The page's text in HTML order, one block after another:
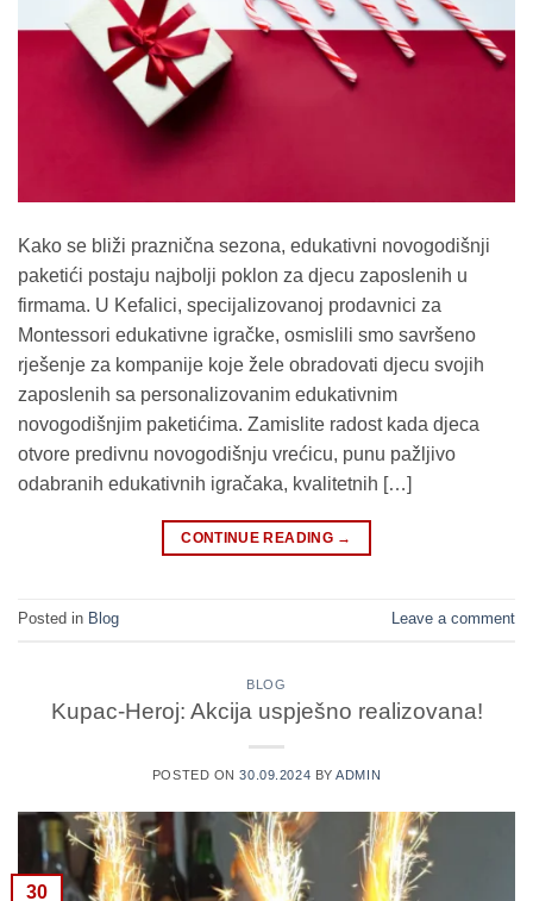
Kako se bliži praznična sezona, edukativni novogodišnji
paketići postaju najbolji poklon za djecu zaposlenih u
firmama. U Kefalici, specijalizovanoj prodavnici za
Montessori edukativne igračke, osmislili smo savršeno
rješenje za kompanije koje žele obradovati djecu svojih
zaposlenih sa personalizovanim edukativnim
novogodišnjim paketićima. Zamislite radost kada djeca
otvore predivnu novogodišnju vrećicu, punu pažljivo
odabranih edukativnih igračaka, kvalitetnih […]
CONTINUE READING →
Posted in Blog Leave a comment
BLOG
Kupac-Heroj: Akcija uspješno realizovana!
POSTED ON30.09.2024 BYADMIN
30